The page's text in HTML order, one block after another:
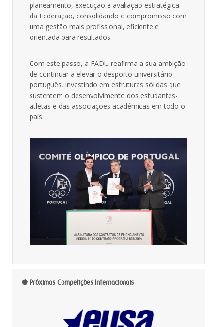
planeamento, execução e avaliação estratégica
da Federação, consolidando o compromisso com
uma gestão mais profissional, eficiente e
orientada para resultados.
Com este passo, a FADU reafirma a sua ambição
de continuar a elevar o desporto universitário
português, investindo em estruturas sólidas que
sustentem o desenvolvimento dos estudantes-
atletas e das associações académicas em todo o
país.
Próximas Competições Internacionais